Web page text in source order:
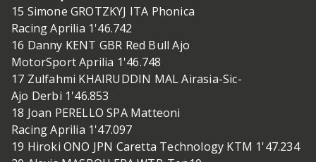
15 Simone GROTZKYJ ITA Phonica
Racing Aprilia 1'46.742
16 Danny KENT GBR Red Bull Ajo
MotorSport Aprilia 1'46.748
17 Zulfahmi KHAIRUDDIN MAL Airasia-Sic-
Ajo Derbi 1'46.853
18 Joan PERELLO SPA Matteoni
Racing Aprilia 1'47.097
19 Hiroki ONO JPN Caretta Technology KTM 1'47.234